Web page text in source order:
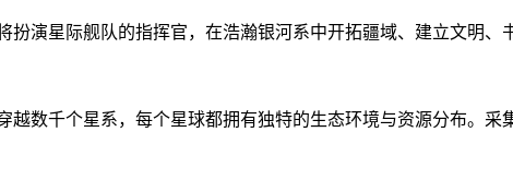
演星际舰队的指挥官，在浩瀚银河系中开拓疆域、建立文明、
数千个星系，每个星球都拥有独特的生态环境与资源分布。